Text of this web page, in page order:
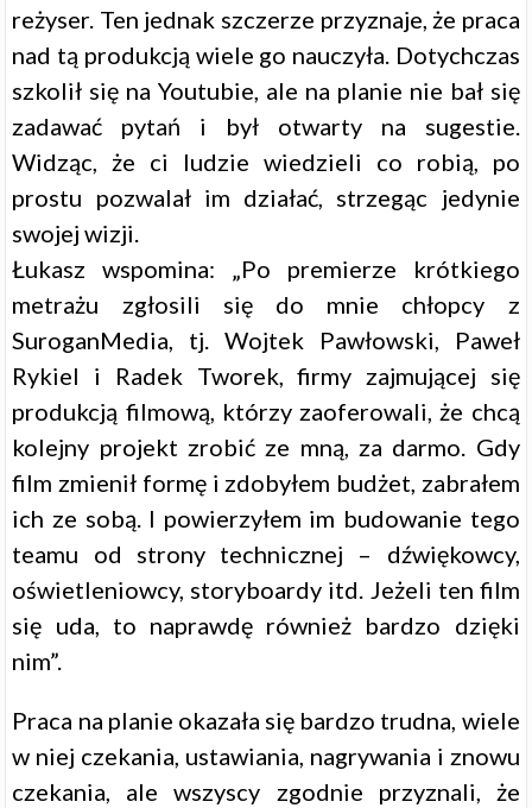
reżyser. Ten jednak szczerze przyznaje, że praca
nad tą produkcją wiele go nauczyła. Dotychczas
szkolił się na Youtubie, ale na planie nie bał się
zadawać pytań i był otwarty na sugestie.
Widząc, że ci ludzie wiedzieli co robią, po
prostu pozwalał im działać, strzegąc jedynie
swojej wizji.
Łukasz wspomina: „Po premierze krótkiego
metrażu zgłosili się do mnie chłopcy z
SuroganMedia, tj. Wojtek Pawłowski, Paweł
Rykiel i Radek Tworek, firmy zajmującej się
produkcją filmową, którzy zaoferowali, że chcą
kolejny projekt zrobić ze mną, za darmo. Gdy
film zmienił formę i zdobyłem budżet, zabrałem
ich ze sobą. I powierzyłem im budowanie tego
teamu od strony technicznej – dźwiękowcy,
oświetleniowcy, storyboardy itd. Jeżeli ten film
się uda, to naprawdę również bardzo dzięki
nim”.
Praca na planie okazała się bardzo trudna, wiele
w niej czekania, ustawiania, nagrywania i znowu
czekania, ale wszyscy zgodnie przyznali, że